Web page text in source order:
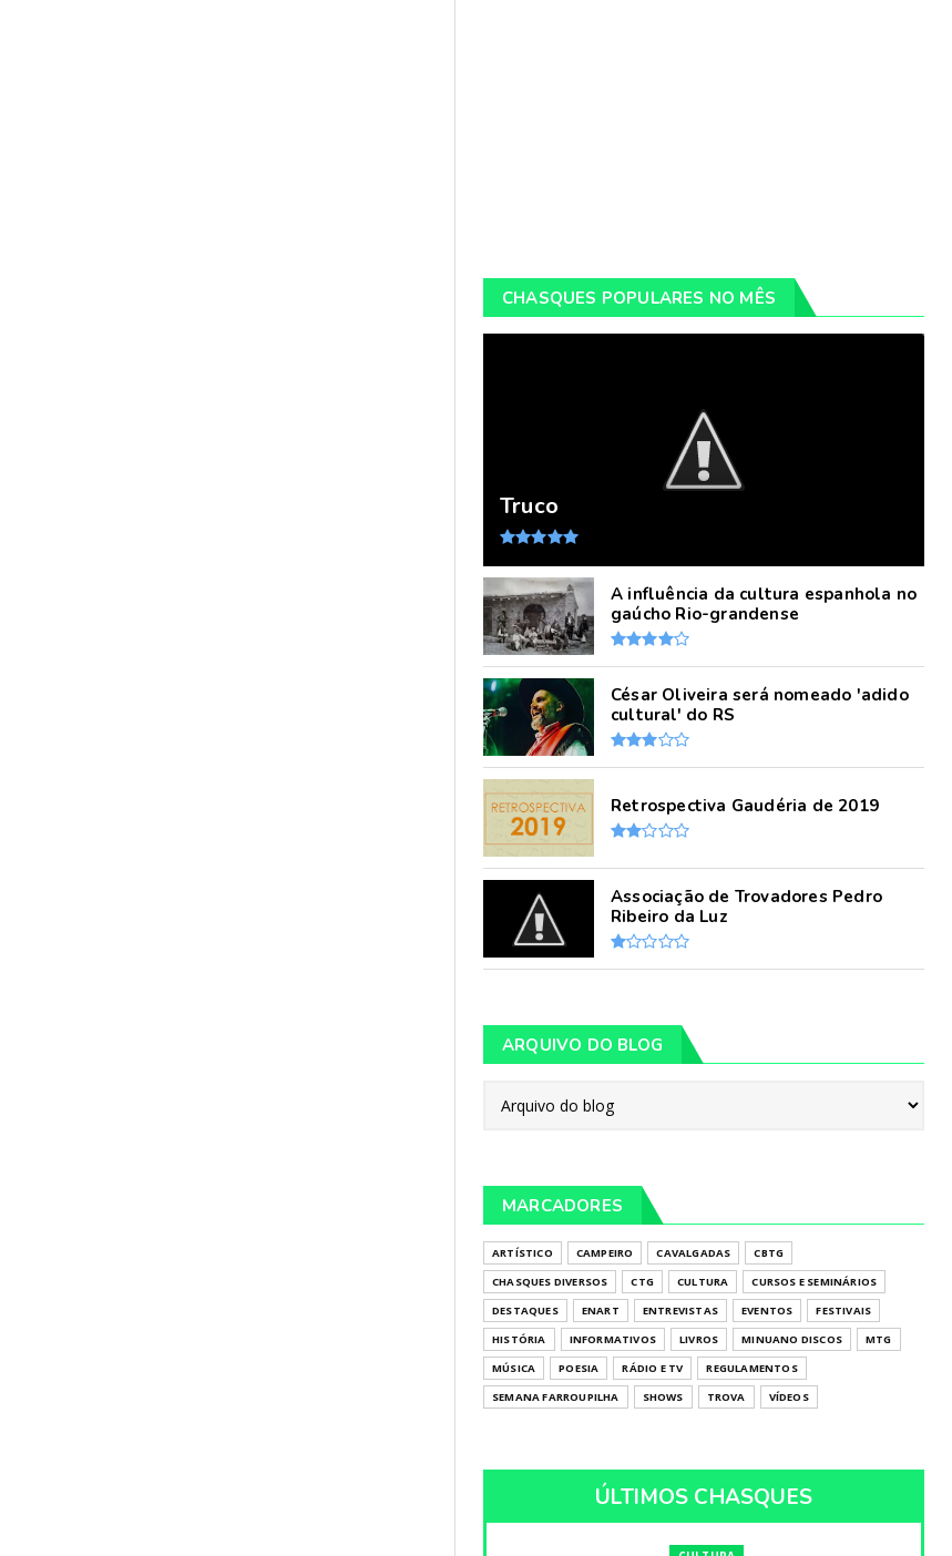
CHASQUES POPULARES NO MÊS
Truco
A influência da cultura espanhola no
gaúcho Rio-grandense
César Oliveira será nomeado 'adido
cultural' do RS
Retrospectiva Gaudéria de 2019
Associação de Trovadores Pedro
Ribeiro da Luz
ARQUIVO DO BLOG
MARCADORES
ARTÍSTICO CAMPEIRO CAVALGADAS
CBTG
CHASQUES DIVERSOS
CTG CULTURA
CURSOS E SEMINÁRIOS
DESTAQUES
ENART ENTREVISTAS EVENTOS
FESTIVAIS
HISTÓRIA
INFORMATIVOS LIVROS MINUANO DISCOS
MTG
MÚSICA
POESIA RÁDIO E TV
REGULAMENTOS
SEMANA FARROUPILHA
SHOWS TROVA VÍDEOS
ÚLTIMOS CHASQUES